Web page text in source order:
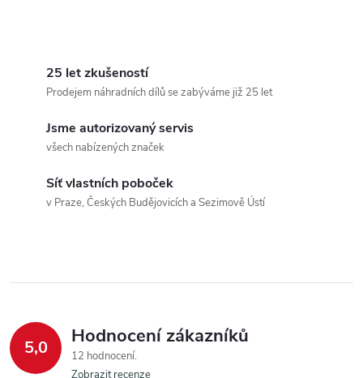
í
r
25 let zkušeností
Prodejem náhradních dílů se zabýváme již 25 let
Jsme autorizovaný servis
všech nabízených značek
Síť vlastních poboček
v Praze, Českých Budějovicích a Sezimově Ústí
5,0 Hodnocení zákazníků
12 hodnocení